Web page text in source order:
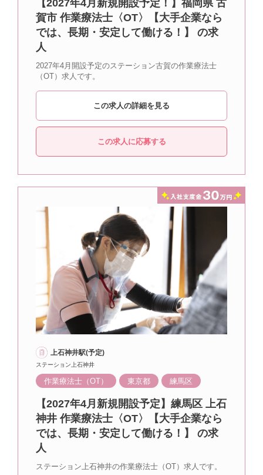
【2027年4月新規開設予定！】福岡県 古
賀市 作業療法士〈OT〉【大手企業なら
では、長期・安定して働ける！】 の求
人
2027年4月開設予定のステーション古賀の作業療法士
（OT）求人です。
この求人の詳細を見る
この求人に応募する
上石神井駅(予定)
ステーション上石神井
作業療法士（OT） 東京都 練馬区
【2027年4月新規開設予定】練馬区 上石
神井 作業療法士〈OT〉【大手企業なら
では、長期・安定して働ける！】 の求
人
ステーション上石神井の作業療法士（OT）求人です。